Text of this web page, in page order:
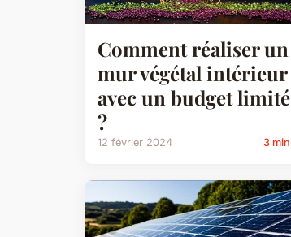
Comment réaliser un
mur végétal intérieur
avec un budget limité
?
12 février 2024 3 min